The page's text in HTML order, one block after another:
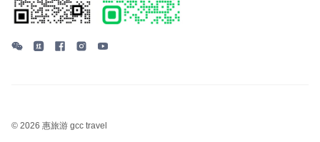
© 2026 惠旅游 gcc travel